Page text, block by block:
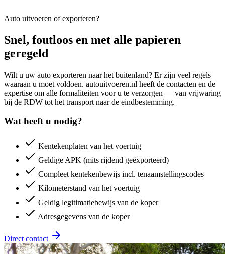
Auto uitvoeren of exporteren?
Snel, foutloos en met alle papieren
geregeld
Wilt u uw auto exporteren naar het buitenland? Er zijn veel regels
waaraan u moet voldoen. autouitvoeren.nl heeft de contacten en de
expertise om alle formaliteiten voor u te verzorgen — van vrijwaring
bij de RDW tot het transport naar de eindbestemming.
Wat heeft u nodig?
Kentekenplaten van het voertuig
Geldige APK (mits rijdend geëxporteerd)
Compleet kentekenbewijs incl. tenaamstellingscodes
Kilometerstand van het voertuig
Geldig legitimatiebewijs van de koper
Adresgegevens van de koper
Direct contact